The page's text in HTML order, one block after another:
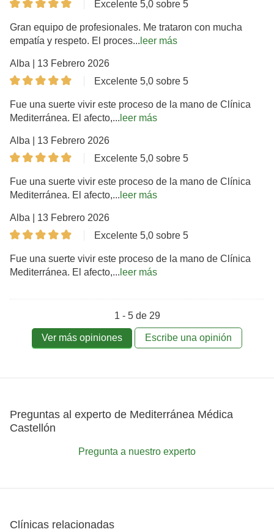
Excelente 5,0 sobre 5
Gran equipo de profesionales. Me trataron con mucha
empatía y respeto. El proces... leer más
Alba | 13 Febrero 2026
Excelente 5,0 sobre 5
Fue una suerte vivir este proceso de la mano de Clínica
Mediterránea. El afecto,... leer más
Alba | 13 Febrero 2026
Excelente 5,0 sobre 5
Fue una suerte vivir este proceso de la mano de Clínica
Mediterránea. El afecto,... leer más
Alba | 13 Febrero 2026
Excelente 5,0 sobre 5
Fue una suerte vivir este proceso de la mano de Clínica
Mediterránea. El afecto,... leer más
1 - 5 de 29
Ver más opiniones Escribe una opinión
Preguntas al experto de Mediterránea Médica
Castellón
Pregunta a nuestro experto
Clínicas relacionadas